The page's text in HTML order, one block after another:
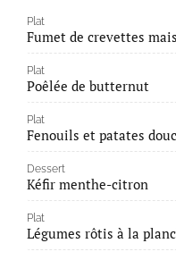
Plat
Fumet de crevettes
Plat
Poêlée de butternut
Plat
Fenouils et patates
Dessert
Kéfir menthe-citron
Plat
Légumes rôtis à la